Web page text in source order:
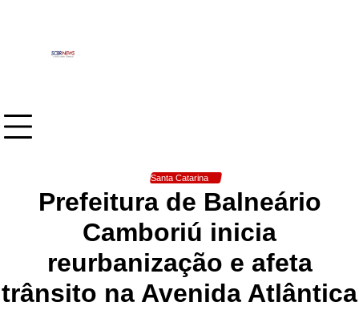
Santa Catarina
Prefeitura de Balneário
Camboriú inicia
reurbanização e afeta
trânsito na Avenida Atlântica